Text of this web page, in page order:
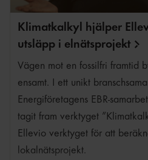
Fredrik Karlsson
Klimatkalkyl hjälper
utsläpp i elnätsprojekt
Vägen mot en fossilfri framtid
ensamt. I ett unikt
Energiföretagens EBR-
tagit fram verktyget
Ellevio verktyget för att
lokalnätsprojekt.